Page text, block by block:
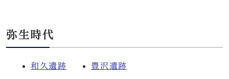
弥生時代
和久遺跡 豊沢遺跡